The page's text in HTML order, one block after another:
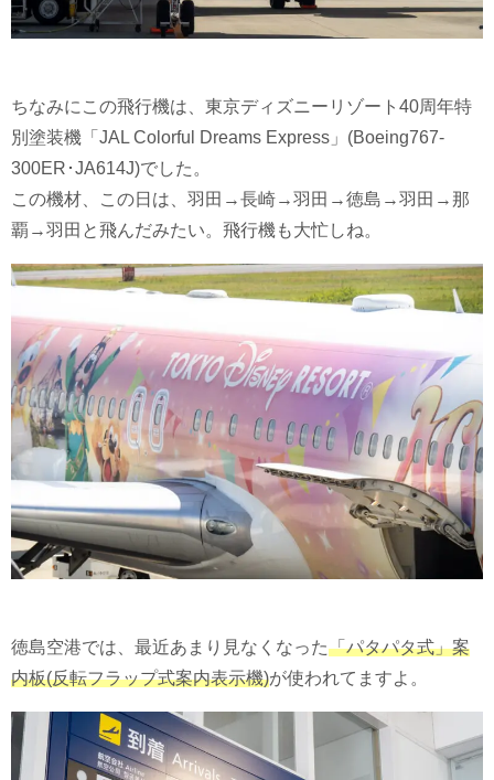
ちなみにこの飛行機は、東京ディズニーリゾート40周年特
別塗装機「JAL Colorful Dreams Express」(Boeing767-
300ER･JA614J)でした。
この機材、この日は、羽田→長崎→羽田→徳島→羽田→那
覇→羽田と飛んだみたい。飛行機も大忙しね。
徳島空港では、最近あまり見なくなった「パタパタ式」案
内板(反転フラップ式案内表示機)が使われてますよ。